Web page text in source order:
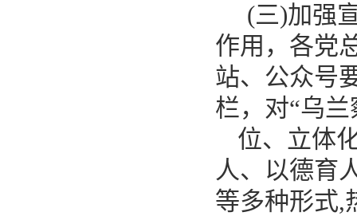
(三)加强
作用， 各党
站、 公众号
栏，对“乌
位、立体
人、以德育
等多种形式,